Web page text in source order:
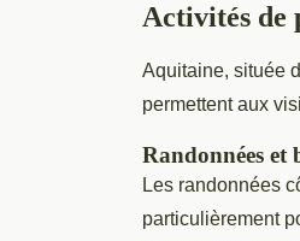
Activités de
Aquitaine, située
permettent aux
Randonnées et
Les randonnées
particulièrement